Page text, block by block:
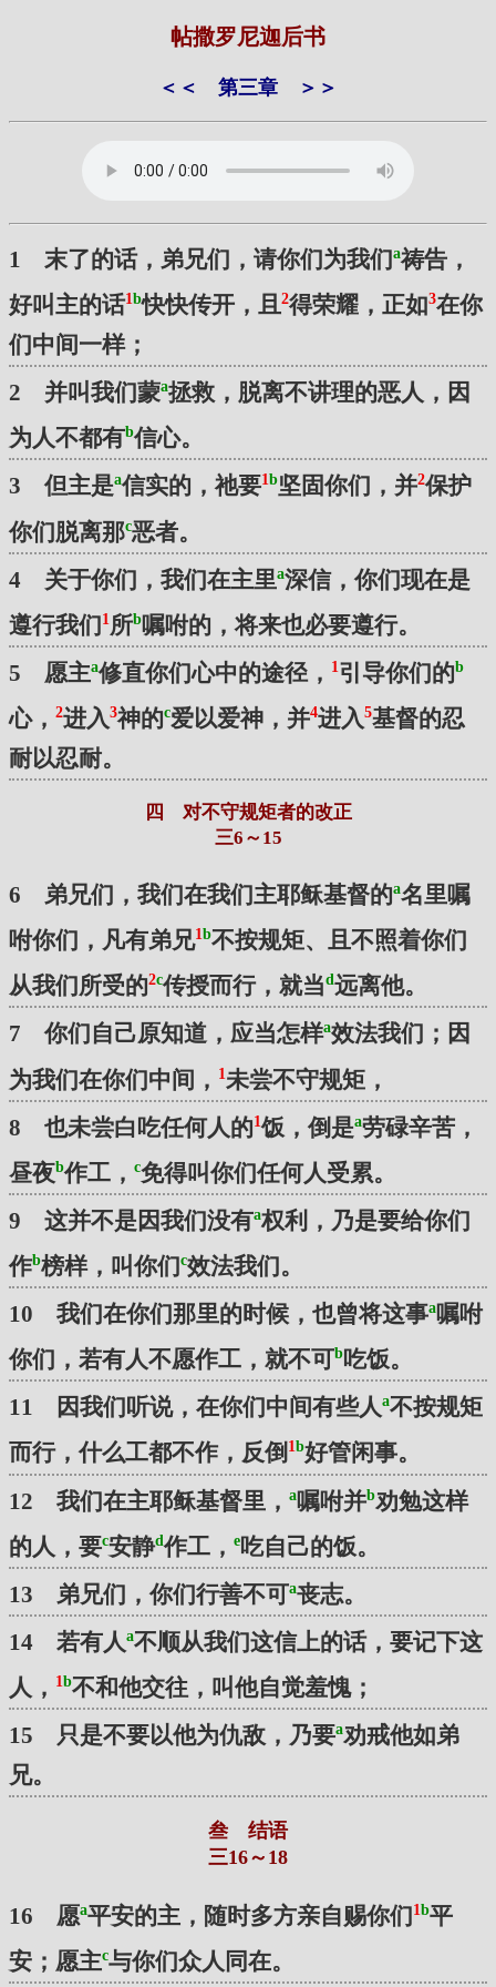
帖撒罗尼迦后书
＜＜ 第三章 ＞＞
1 末了的话，弟兄们，请你们为我们a祷告，
好叫主的话1b快快传开，且2得荣耀，正如3在你
们中间一样；
2 并叫我们蒙a拯救，脱离不讲理的恶人，因
为人不都有b信心。
3 但主是a信实的，祂要1b坚固你们，并2保护
你们脱离那c恶者。
4 关于你们，我们在主里a深信，你们现在是
遵行我们1 所b嘱咐的，将来也必要遵行。
5 愿主a修直你们心中的途径， 1 引导你们的b
心， 2进入3神的c爱以爱神，并4进入5基督的忍
耐以忍耐。
四 对不守规矩者的改正
三6～15
6 弟兄们，我们在我们主耶稣基督的a名里嘱
咐你们，凡有弟兄1b不按规矩、且不照着你们
从我们所受的2c传授而行，就当d远离他。
7 你们自己原知道，应当怎样a效法我们；因
为我们在你们中间， 1 未尝不守规矩，
8 也未尝白吃任何人的1饭，倒是a劳碌辛苦，
昼夜b作工， c免得叫你们任何人受累。
9 这并不是因我们没有a权利，乃是要给你们
作b榜样，叫你们c效法我们。
10 我们在你们那里的时候，也曾将这事a嘱咐
你们，若有人不愿作工，就不可b吃饭。
11 因我们听说，在你们中间有些人a不按规矩
而行，什么工都不作，反倒 1b好管闲事。
12 我们在主耶稣基督里， a 嘱咐并b劝勉这样
的人，要c安静d作工， e 吃自己的饭。
13 弟兄们，你们行善不可a丧志。
14 若有人a不顺从我们这信上的话，要记下这
人， 1 b不和他交往，叫他自觉羞愧；
15 只是不要以他为仇敌，乃要a劝戒他如弟
兄。
叁 结语
三16～18
16 愿a平安的主，随时多方亲自赐你们1b平
安；愿主c与你们众人同在。